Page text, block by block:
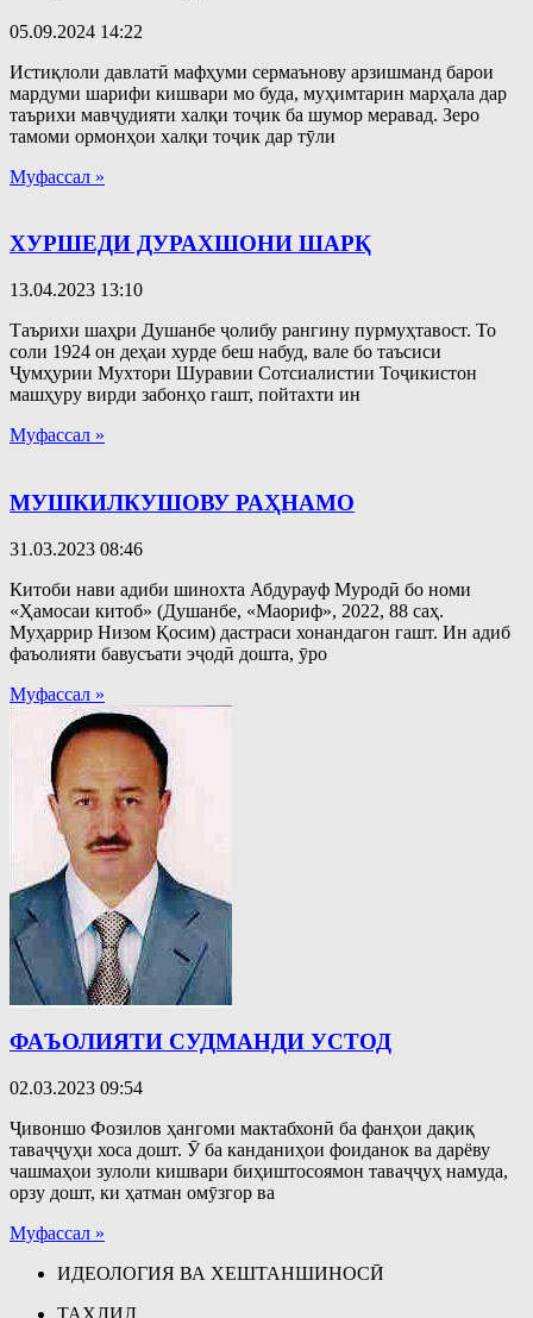
05.09.2024 14:22
Истиқлоли давлатӣ мафҳуми сермаънову арзишманд барои
мардуми шарифи кишвари мо буда, муҳимтарин марҳала дар
таърихи мавҷудияти халқи тоҷик ба шумор меравад. Зеро
тамоми ормонҳои халқи тоҷик дар тӯли
Муфассал »
ХУРШЕДИ ДУРАХШОНИ ШАРҚ
13.04.2023 13:10
Таърихи шаҳри Душанбе ҷолибу рангину пурмуҳтавост. То
соли 1924 он деҳаи хурде беш набуд, вале бо таъсиси
Ҷумҳурии Мухтори Шуравии Сотсиалистии Тоҷикистон
машҳуру вирди забонҳо гашт, пойтахти ин
Муфассал »
МУШКИЛКУШОВУ РАҲНАМО
31.03.2023 08:46
Китоби нави адиби шинохта Абдурауф Муродӣ бо номи
«Ҳамосаи китоб» (Душанбе, «Маориф», 2022, 88 саҳ.
Муҳаррир Низом Қосим) дастраси хонандагон гашт. Ин адиб
фаъолияти бавусъати эҷодӣ дошта, ӯро
Муфассал »
ФАЪОЛИЯТИ СУДМАНДИ УСТОД
02.03.2023 09:54
Ҷивоншо Фозилов ҳангоми мактабхонӣ ба фанҳои дақиқ
таваҷҷуҳи хоса дошт. Ӯ ба канданиҳои фоиданок ва дарёву
чашмаҳои зулоли кишвари биҳиштосоямон таваҷҷуҳ намуда,
орзу дошт, ки ҳатман омӯзгор ва
Муфассал »
ИДЕОЛОГИЯ ВА ХЕШТАНШИНОСӢ
ТАҲЛИЛ